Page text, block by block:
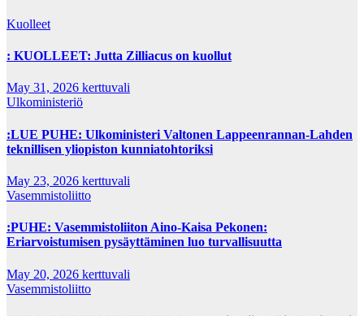
Kuolleet
: KUOLLEET: Jutta Zilliacus on kuollut
May 31, 2026 kerttuvali
Ulkoministeriö
:LUE PUHE: Ulkoministeri Valtonen Lappeenrannan-Lahden
teknillisen yliopiston kunniatohtoriksi
May 23, 2026 kerttuvali
Vasemmistoliitto
:PUHE: Vasemmistoliiton Aino-Kaisa Pekonen:
Eriarvoistumisen pysäyttäminen luo turvallisuutta
May 20, 2026 kerttuvali
Vasemmistoliitto